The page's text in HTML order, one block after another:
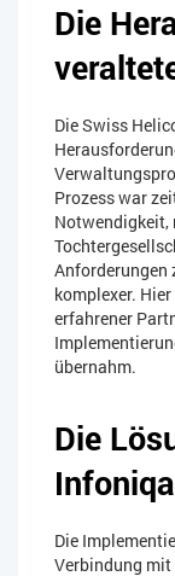
Die
Die Swiss
Prozess war
Notwendigkeit,
Anforderungen
komplexer.
erfahrener
übernahm.
Die
Die
Verbindung